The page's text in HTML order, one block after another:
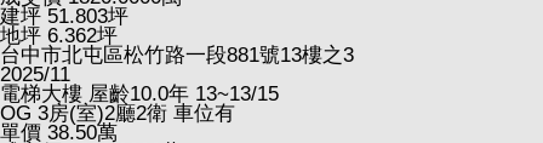
建坪 51.803坪
地坪 6.362坪
台中市北屯區松竹路一段881號13樓之3
2025/11
電梯大樓 屋齡10.0年 13~13/15
OG 3房(室)2廳2衛 車位有
單價 38.50萬